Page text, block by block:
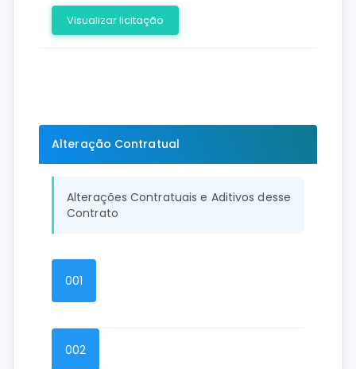
Visualizar licitação
Alteração Contratual
Alterações Contratuais e Aditivos desse
Contrato
001
002